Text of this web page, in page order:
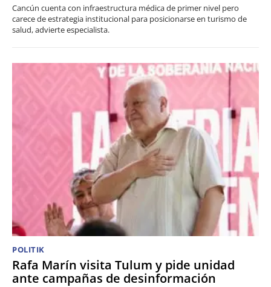
Cancún cuenta con infraestructura médica de primer nivel pero
carece de estrategia institucional para posicionarse en turismo de
salud, advierte especialista.
POLITIK
Rafa Marín visita Tulum y pide unidad
ante campañas de desinformación